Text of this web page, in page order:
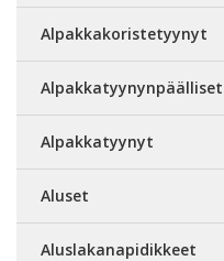
Alpakkakoristetyynyt
Alpakkatyynynpäälliset
Alpakkatyynyt
Aluset
Aluslakanapidikkeet